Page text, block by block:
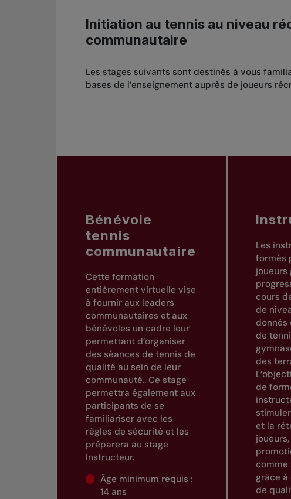
Initiation au tennis au niveau
communautaire
Les stages suivants sont destinés à vous
bases de l’enseignement auprès de joueurs
Bénévole
tennis
communautaire
Cette formation
entièrement virtuelle vise
à fournir aux leaders
communautaires et aux
bénévoles un cadre leur
permettant d’organiser
des séances de tennis de
qualité au sein de leur
communauté.. Ce stage
permettra également aux
participants de se
familiariser avec les
règles de sécurité et les
préparera au stage
Instructeur.
Âge minimum requis :
14 ans
Les
formés
joueurs
cours
de
donnés
de
des
de
et la
comme
grâce à
de